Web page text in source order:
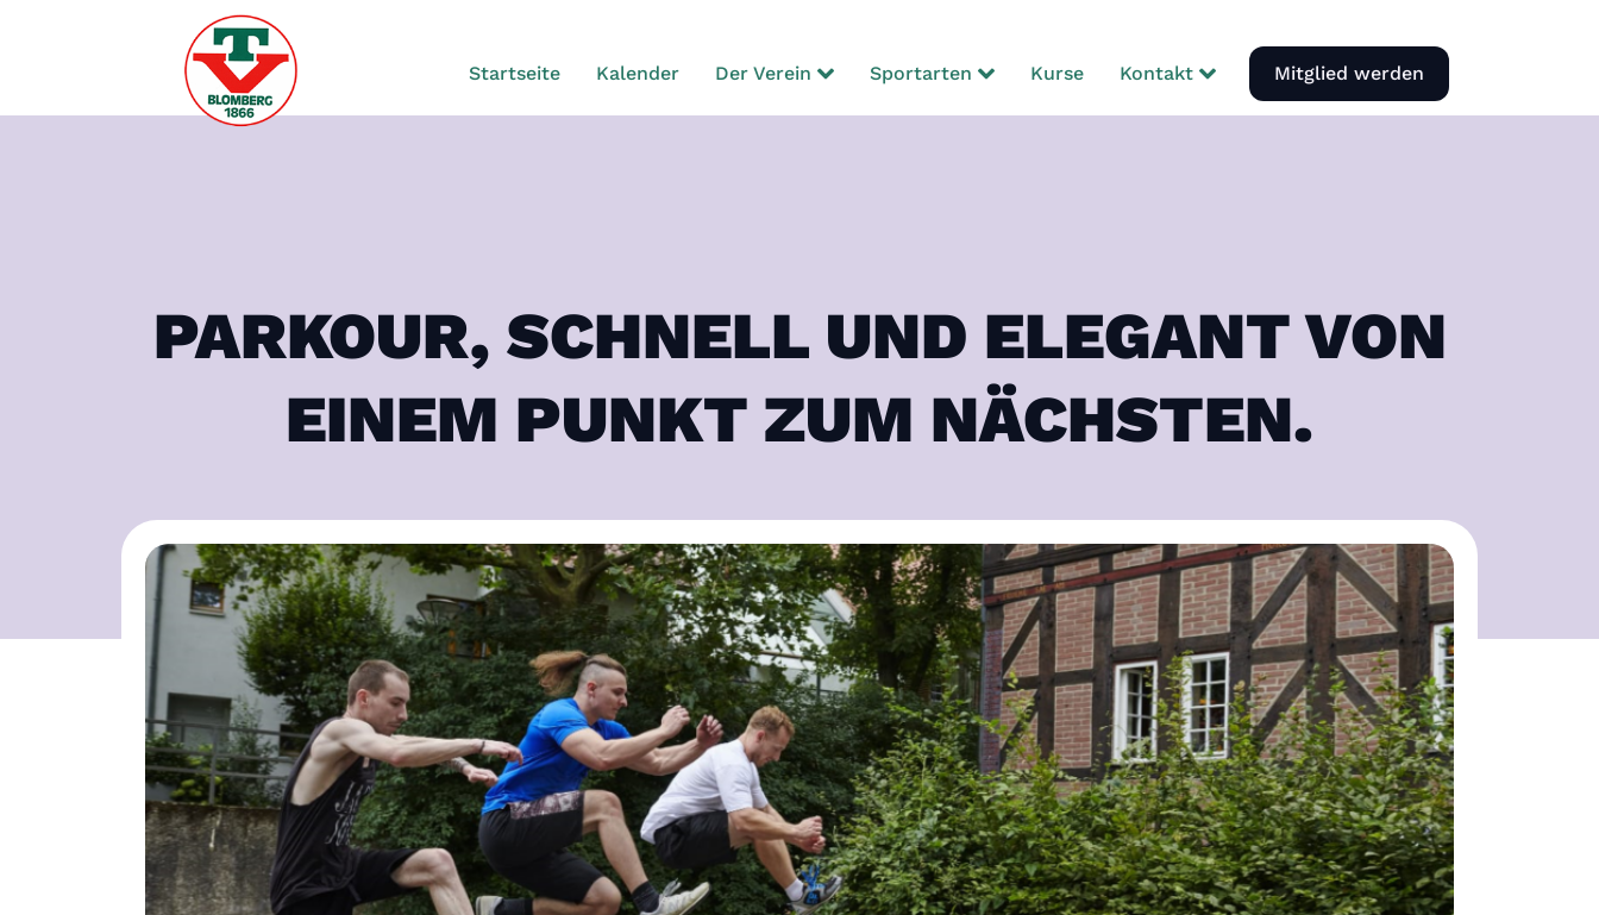
Startseite Kalender Der Verein Sportarten Kurse Kontakt Mitglied werden
PARKOUR, SCHNELL UND ELEGANT VON
EINEM PUNKT ZUM NÄCHSTEN.